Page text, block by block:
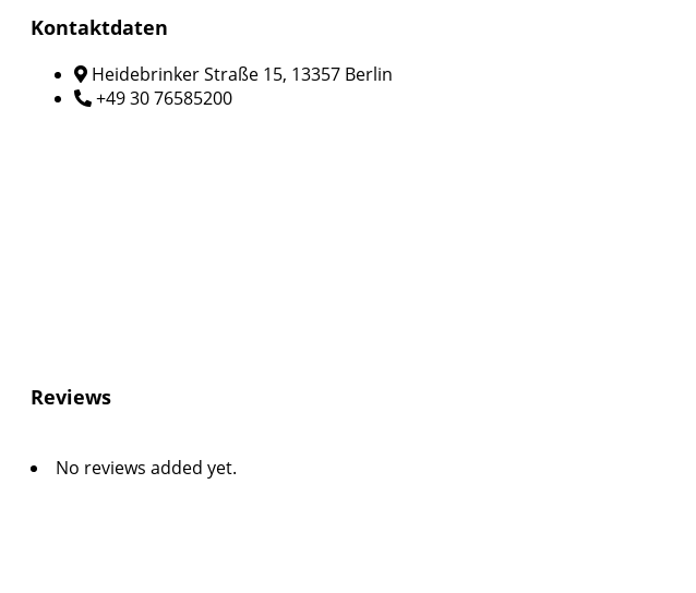
Kontaktdaten
Heidebrinker Straße 15, 13357 Berlin
+49 30 76585200
Reviews
No reviews added yet.